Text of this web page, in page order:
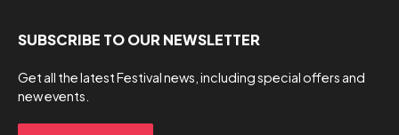
SUBSCRIBE TO OUR NEWSLETTER
Get all the latest Festival news, including special offers and
new events.